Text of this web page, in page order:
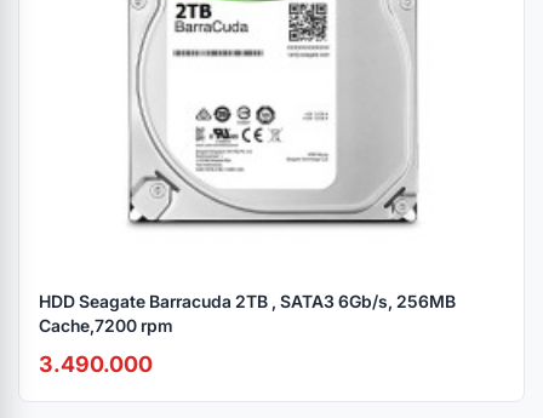
WDBU6Y0020BBK-
Western Digital
Dung
lượng
2TB
HDD Seagate Barracuda 2TB , SATA3 6Gb/s, 256MB
Cache,7200 rpm
3.490.000